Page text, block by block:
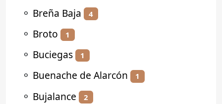
⚬ Breña Baja 4
⚬ Broto 1
⚬ Buciegas 1
⚬ Buenache de Alarcón 1
⚬ Bujalance 2